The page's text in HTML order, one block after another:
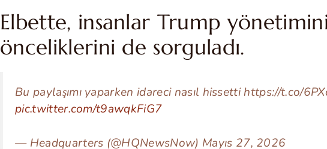
Elbette, insanlar Trump
önceliklerini de sorguladı.
Bu paylaşımı yaparken idareci nasıl hissetti https://t.co/
pic.twitter.com/t9awqkFiG7
— Headquarters (@HQNewsNow) Mayıs 27, 2026